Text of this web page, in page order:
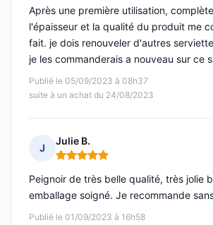
Publié le 05/09/2023 à 08h37
suite à un achat du 24/08/2023
Après une première utilisation,
l'épaisseur et la qualité du produit me
fait. je dois renouveler d'autres
je les commanderais a nouveau sur ce
J
Julie B.
Note : 5 sur 5
Publié le 01/09/2023 à 16h58
Peignoir de très belle qualité, très jolie
emballage soigné. Je recommande